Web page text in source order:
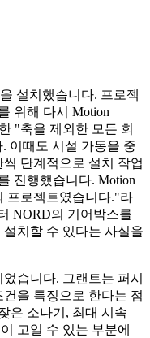
설치했습니다. 프로젝
위해 다시 Motion
"축을 제외한 모든 회
이때도 시설 가동을 중
단계적으로 설치 작업
진행했습니다. Motion
프로젝트였습니다."라
NORD의 기어박스를
치할 수 있다는 사실을
습니다. 그랜트는 퍼시
을 특징으로 한다는 점
은 소나기, 최대 시속
고일 수 있는 부분에